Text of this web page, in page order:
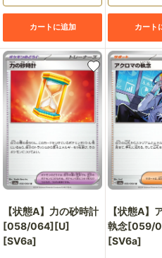
カートに追加 カート
【状態A】力の砂時計
[058/064][U]
[SV6a]
【状態A】
執念[059/
[SV6a]